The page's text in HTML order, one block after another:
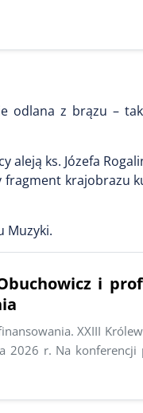
odlana z brązu –
aleją ks. Józefa
fragment krajobrazu
Muzyki.
i
XXIII
2026 r. Na konferencji